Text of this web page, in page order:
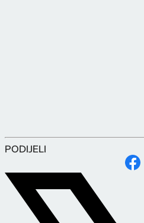
PODIJELI